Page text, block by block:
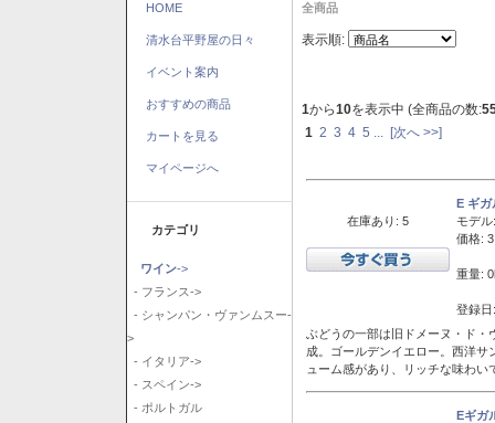
HOME
清水台平野屋の日々
イベント案内
おすすめの商品
カートを見る
マイページへ
カテゴリ
ワイン->
- フランス->
- シャンパン・ヴァンムスー-
>
- イタリア->
- スペイン->
- ポルトガル
全商品
表示順:
1から10を表示中 (全商品の数:
1 2 3 4 5 [次へ >>]
在庫あり: 5
E ギ
モデル:
価格:
重量:
登録
ぶどうの一部は旧ドメーヌ・ド・
成。ゴールデンイエロー。西洋
ューム感があり、リッチな味わい
Eギガ